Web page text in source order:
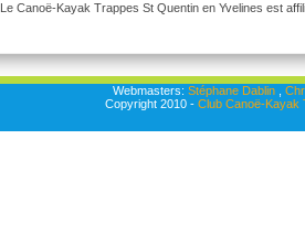
Le Canoë-Kayak Trappes St Quentin en Yvelines est
Webmasters: Stéphane Dablin,
Copyright 2010 - Club Canoë-Kayak